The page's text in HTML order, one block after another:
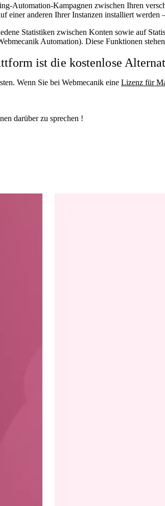
Automation-Kampagnen zwischen Ihren
anderen Ihrer Instanzen installiert werden
Statistiken zwischen Konten sowie auf
Automation). Diese Funktionen
ist die kostenlose
Wenn Sie bei Webmecanik eine Lizenz für
darüber zu sprechen !